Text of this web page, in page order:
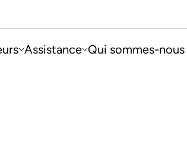
Assistance Qui sommes-nous